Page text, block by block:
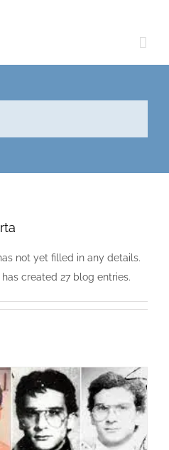
not yet filled in any details.
created 27 blog entries.